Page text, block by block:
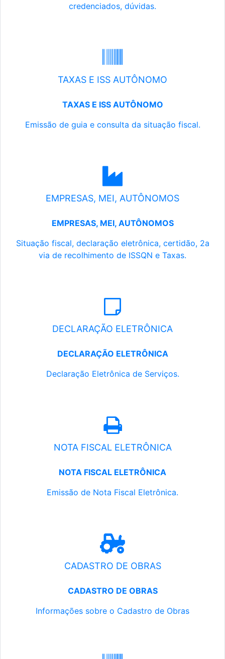
credenciados, dúvidas.
TAXAS E ISS AUTÔNOMO
TAXAS E ISS AUTÔNOMO
Emissão de guia e consulta da situação fiscal.
EMPRESAS, MEI, AUTÔNOMOS
EMPRESAS, MEI, AUTÔNOMOS
Situação fiscal, declaração eletrônica, certidão, 2a
via de recolhimento de ISSQN e Taxas.
DECLARAÇÃO ELETRÔNICA
DECLARAÇÃO ELETRÔNICA
Declaração Eletrônica de Serviços.
NOTA FISCAL ELETRÔNICA
NOTA FISCAL ELETRÔNICA
Emissão de Nota Fiscal Eletrônica.
CADASTRO DE OBRAS
CADASTRO DE OBRAS
Informações sobre o Cadastro de Obras